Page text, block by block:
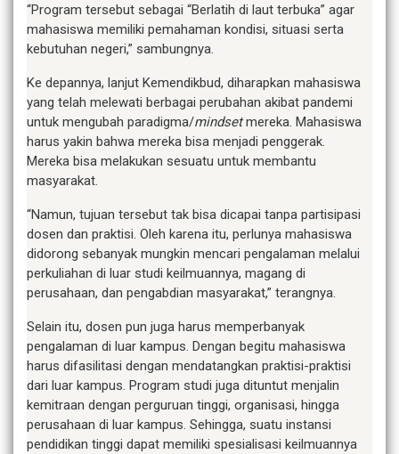
“Program tersebut sebagai “Berlatih di laut terbuka” agar
mahasiswa memiliki pemahaman kondisi, situasi serta
kebutuhan negeri,” sambungnya.
Ke depannya, lanjut Kemendikbud, diharapkan mahasiswa
yang telah melewati berbagai perubahan akibat pandemi
untuk mengubah paradigma/mindsetmereka. Mahasiswa
harus yakin bahwa mereka bisa menjadi penggerak.
Mereka bisa melakukan sesuatu untuk membantu
masyarakat.
“Namun, tujuan tersebut tak bisa dicapai tanpa partisipasi
dosen dan praktisi. Oleh karena itu, perlunya mahasiswa
didorong sebanyak mungkin mencari pengalaman melalui
perkuliahan di luar studi keilmuannya, magang di
perusahaan, dan pengabdian masyarakat,” terangnya.
Selain itu, dosen pun juga harus memperbanyak
pengalaman di luar kampus. Dengan begitu mahasiswa
harus difasilitasi dengan mendatangkan praktisi-praktisi
dari luar kampus. Program studi juga dituntut menjalin
kemitraan dengan perguruan tinggi, organisasi, hingga
perusahaan di luar kampus. Sehingga, suatu instansi
pendidikan tinggi dapat memiliki spesialisasi keilmuannya